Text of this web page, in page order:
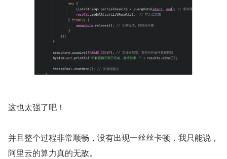
这也太强了吧！
并且整个过程非常顺畅，没有出现一丝丝卡顿，我只能说，
阿里云的算力真的无敌。